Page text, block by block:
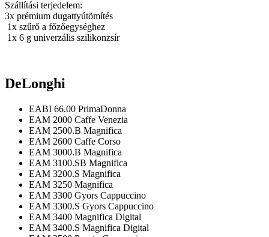
Szállítási terjedelem:
3x prémium dugattyútömítés
1x szűrő a főzőegységhez
1x 6 g univerzális szilikonzsír
DeLonghi
EABI 66.00 PrimaDonna
EAM 2000 Caffe Venezia
EAM 2500.B Magnifica
EAM 2600 Caffe Corso
EAM 3000.B Magnifica
EAM 3100.SB Magnifica
EAM 3200.S Magnifica
EAM 3250 Magnifica
EAM 3300 Gyors Cappuccino
EAM 3300.S Gyors Cappuccino
EAM 3400 Magnifica Digital
EAM 3400.S Magnifica Digital